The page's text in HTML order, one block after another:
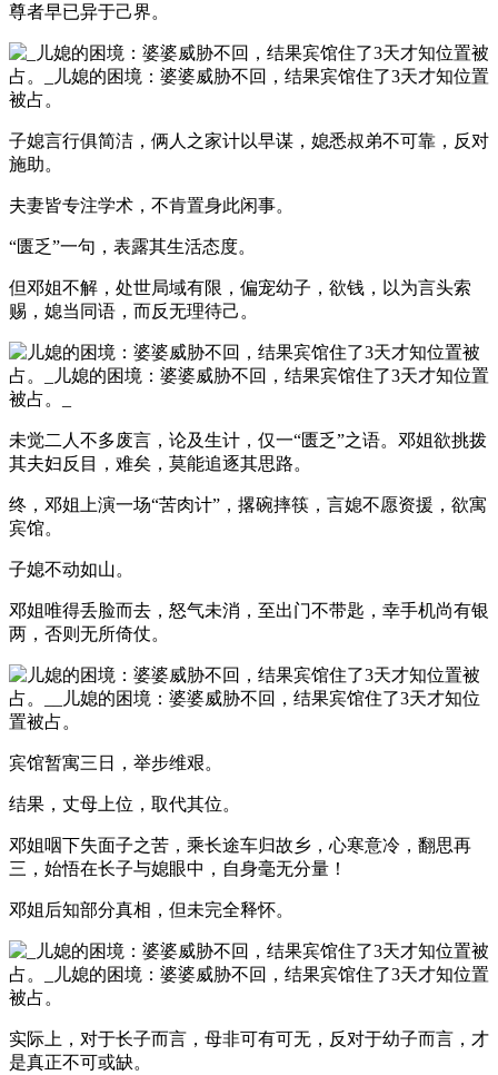
尊者早已异于己界。
子媳言行俱简洁，俩人之家计以早谋，媳悉叔弟不可靠，反对
施助。
夫妻皆专注学术，不肯置身此闲事。
“匮乏”一句，表露其生活态度。
但邓姐不解，处世局域有限，偏宠幼子，欲钱，以为言头索
赐，媳当同语，而反无理待己。
未觉二人不多废言，论及生计，仅一“匮乏”之语。邓姐欲挑拨
其夫妇反目，难矣，莫能追逐其思路。
终，邓姐上演一场“苦肉计”，撂碗摔筷，言媳不愿资援，欲寓
宾馆。
子媳不动如山。
邓姐唯得丢脸而去，怒气未消，至出门不带匙，幸手机尚有银
两，否则无所倚仗。
宾馆暂寓三日，举步维艰。
结果，丈母上位，取代其位。
邓姐咽下失面子之苦，乘长途车归故乡，心寒意冷，翻思再
三，始悟在长子与媳眼中，自身毫无分量！
邓姐后知部分真相，但未完全释怀。
实际上，对于长子而言，母非可有可无，反对于幼子而言，才
是真正不可或缺。